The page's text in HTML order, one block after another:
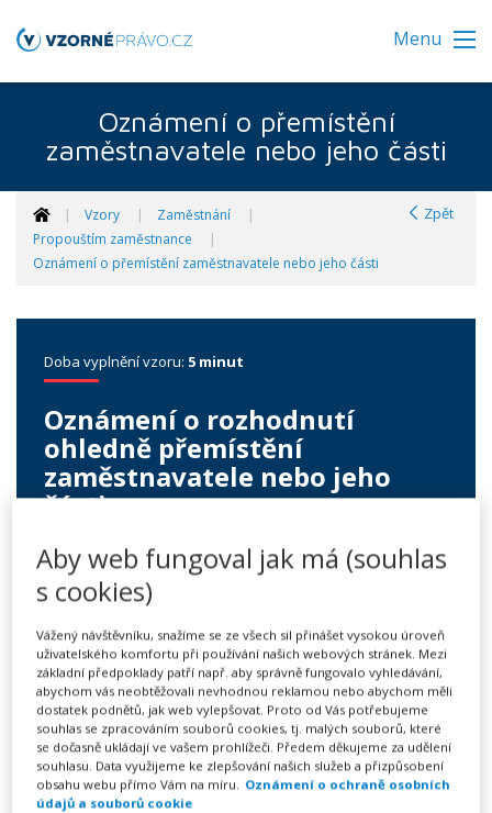
Menu
Oznámení o přemístění
zaměstnavatele nebo jeho části
Vzory
Zaměstnání
Propouštím zaměstnance
Oznámení o přemístění zaměstnavatele nebo jeho části
Zpět
Doba vyplnění vzoru: 5 minut
Oznámení o rozhodnutí
ohledně přemístění
zaměstnavatele nebo jeho
části
249 Kč
Předplatné na 7 dní
Možnost vytvořit až 5 dokumentů
Neomezené stahování vytvořených dokumentů
Vyplnit vzor
Existence rozhodnutí o přemístění zaměstnavatele
Aby web fungoval jak má (souhlas
s cookies)
Vážený návštěvníku, snažíme se ze všech sil přinášet vysokou úroveň
uživatelského komfortu při používání našich webových stránek. Mezi
základní předpoklady patří např. aby správně fungovalo vyhledávání,
abychom vás neobtěžovali nevhodnou reklamou nebo abychom měli
dostatek podnětů, jak web vylepšovat. Proto od Vás potřebujeme
souhlas se zpracováním souborů cookies, tj. malých souborů, které
se dočasně ukládají ve vašem prohlížeči. Předem děkujeme za udělení
souhlasu. Data využijeme ke zlepšování našich služeb a přizpůsobení
obsahu webu přímo Vám na míru. Oznámení o ochraně osobních
údajů a souborů cookie